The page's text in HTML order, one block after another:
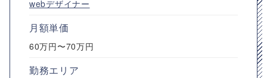
webデザイナー
月額単価
60万円〜70万円
勤務エリア